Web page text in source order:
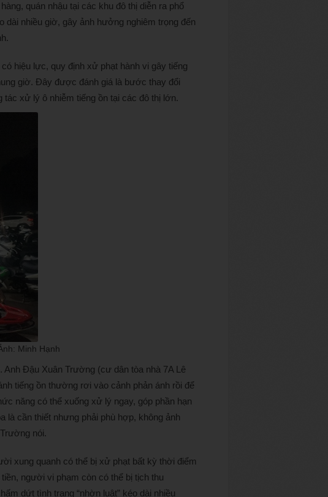
quán nhậu tại các khu đô thị diễn ra phổ
nhiều giờ, gây ảnh hưởng nghiêm trọng đến
hiệu lực, quy định xử phạt hành vi gây tiếng
giờ. Đây được đánh giá là bước thay đổi
xử lý ô nhiễm tiếng ồn tại các đô thị lớn.
Minh Hạnh
Đậu Xuân Trường (cư dân tòa nhà 7A Lê
tiếng ồn thường rơi vào cảnh phản ánh rồi để
năng có thể xuống xử lý ngay, góp phần hạn
là cần thiết nhưng phải phù hợp, không ảnh
nói.
xung quanh có thể bị xử phạt bất kỳ thời điểm
người vi phạm còn có thể bị tịch thu
dứt tình trạng “nhờn luật” kéo dài nhiều